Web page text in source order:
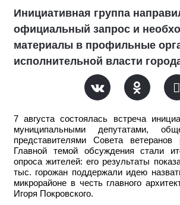
Инициативная группа
официальный запрос и
материалы в профильные
исполнительной власти
7 августа состоялась встреча
муниципальными депутатами,
представителями Совета ветеранов
Главной темой обсуждения стали
опроса жителей: его результаты
тыс. горожан поддержали идею
микрорайоне в честь главного
Игоря Покровского.